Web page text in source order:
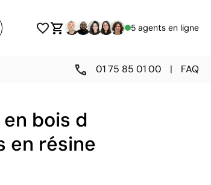
5 agents en ligne
01 75 85 01 00 | FAQ
bois d
en résine